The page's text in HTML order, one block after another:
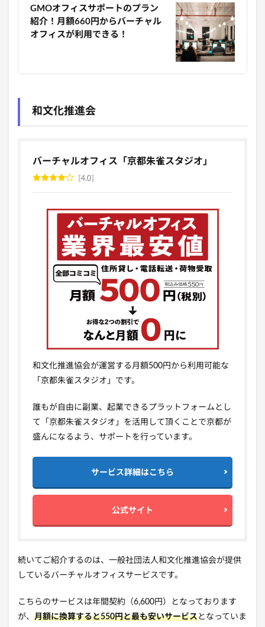
GMOオフィスサポートのプラン
紹介！月額660円からバーチャル
オフィスが利用できる！
和文化推進会
バーチャルオフィス「京都朱雀スタジオ」
4.0
和文化推進協会が運営する月額500円から利用可能な
「京都朱雀スタジオ」です。
誰もが自由に副業、起業できるプラットフォームとし
て「京都朱雀スタジオ」を活用して頂くことで京都が
盛んになるよう、サポートを行っています。
サービス詳細はこちら
公式サイト
続いてご紹介するのは、一般社団法人和文化推進協会が提供
しているバーチャルオフィスサービスです。
こちらのサービスは年間契約（6,600円）となっております
が、 月額に換算すると550円と最も安いサービスとなっていま